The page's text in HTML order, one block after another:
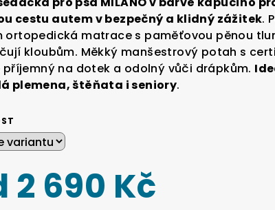
cestu autem v bezpečný a klidný zážitek.
ortopedická matrace s paměťovou pěnou
kloubům. Měkký manšestrový potah s
příjemný na dotek a odolný vůči drápkům.
plemena, štěňata i seniory.
2 690 Kč